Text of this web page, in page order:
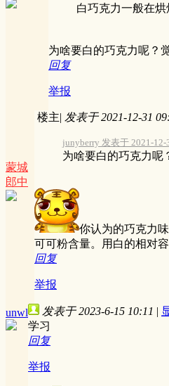
白巧克力一般在
为啥要白的巧克力呢？
回复
举报
蒙城
郎中
楼主| 发表于 2021-12-31
junyberry 发表于 2021-12-
为啥要白的巧克力呢
你认为的巧克力
可可粉含量。用白的相对
回复
举报
unwl 发表于 2023-6-15 10:11 |
学习
回复
举报